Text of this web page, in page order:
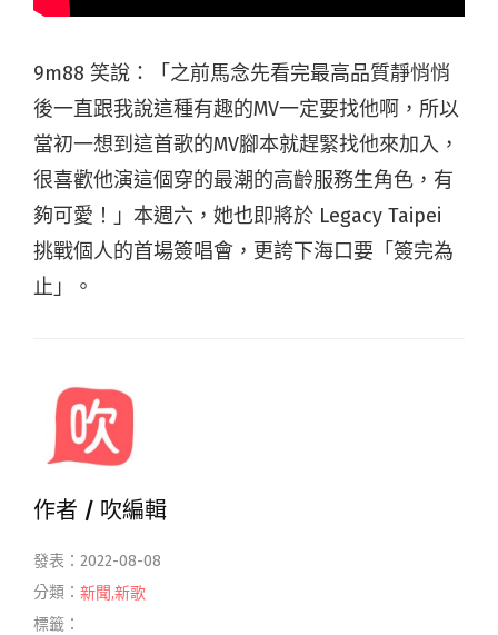
9m88 笑說：「之前馬念先看完最高品質靜悄悄
後一直跟我說這種有趣的MV一定要找他啊，所以
當初一想到這首歌的MV腳本就趕緊找他來加入，
很喜歡他演這個穿的最潮的高齡服務生角色，有
夠可愛！」本週六，她也即將於 Legacy Taipei
挑戰個人的首場簽唱會，更誇下海口要「簽完為
止」。
作者 / 吹編輯
發表：2022-08-08
分類： 新聞,新歌
標籤：